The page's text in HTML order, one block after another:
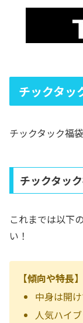
チックタッ
チックタック福
チックタッ
これまでは以下
い！
【傾向や特長】
中身は開
人気ハイ